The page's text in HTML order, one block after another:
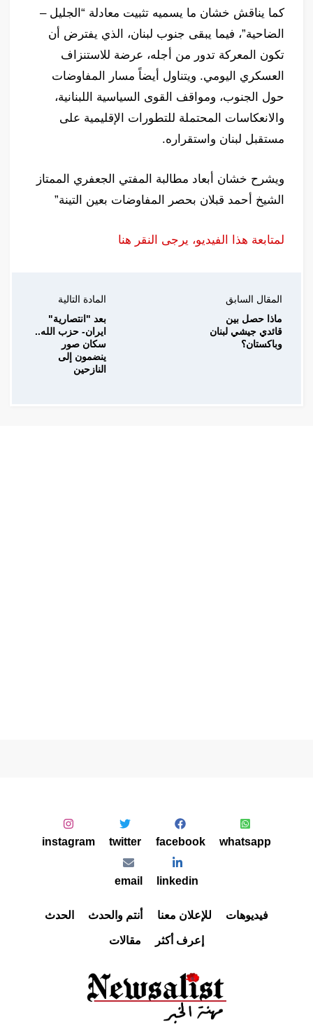
كما يناقش خشان ما يسميه تثبيت معادلة “الجليل –
الضاحية”، فيما يبقى جنوب لبنان، الذي يفترض أن
تكون المعركة تدور من أجله، عرضة للاستنزاف
العسكري اليومي. ويتناول أيضاً مسار المفاوضات
حول الجنوب، ومواقف القوى السياسية اللبنانية،
والانعكاسات المحتملة للتطورات الإقليمية على
مستقبل لبنان واستقراره.
ويشرح خشان أبعاد مطالبة المفتي الجعفري الممتاز
الشيخ أحمد قبلان بحصر المفاوضات بعين التينة”
لمتابعة هذا الفيديو، يرجى النقر هنا
المقال السابق
ماذا حصل بين
قائدي جيشي لبنان
وباكستان؟
المادة التالية
بعد "انتصارية"
ايران- حزب الله..
سكان صور
ينضمون إلى
النازحين
فيديوهات للإعلان معنا أنتم والحدث
الحدث
إعرف أكثر
مقالات
whatsapp
facebook
twitter
instagram
linkedin
email